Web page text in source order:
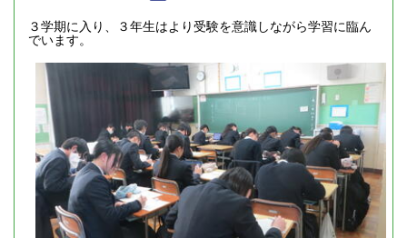
３学期に入り、３年生はより受験を意識しながら学習に臨ん
でいます。